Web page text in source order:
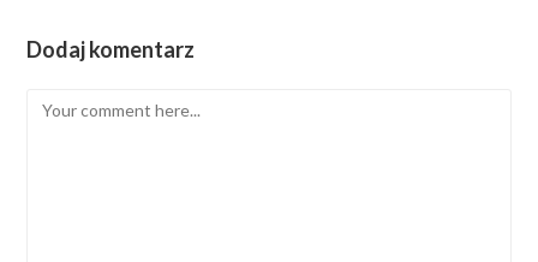
Dodaj komentarz